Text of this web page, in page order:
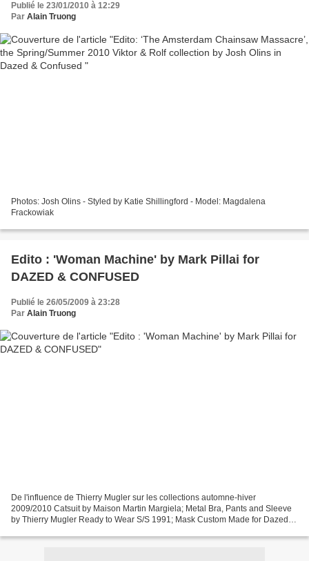
Publié le 23/01/2010 à 12:29
Par Alain Truong
Photos: Josh Olins - Styled by Katie Shillingford - Model: Magdalena
Frackowiak
Edito : 'Woman Machine' by Mark Pillai for
DAZED & CONFUSED
Publié le 26/05/2009 à 23:28
Par Alain Truong
De l'influence de Thierry Mugler sur les collections automne-hiver
2009/2010 Catsuit by Maison Martin Margiela; Metal Bra, Pants and Sleeve
by Thierry Mugler Ready to Wear S/S 1991; Mask Custom Made for Dazed &